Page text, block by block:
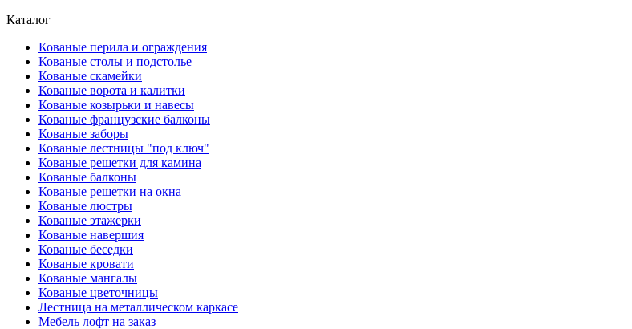
Каталог
Кованые перила и ограждения
Кованые столы и подстолье
Кованые скамейки
Кованые ворота и калитки
Кованые козырьки и навесы
Кованые французские балконы
Кованые заборы
Кованые лестницы "под ключ"
Кованые решетки для камина
Кованые балконы
Кованые решетки на окна
Кованые люстры
Кованые этажерки
Кованые навершия
Кованые беседки
Кованые кровати
Кованые мангалы
Кованые цветочницы
Лестница на металлическом каркасе
Мебель лофт на заказ